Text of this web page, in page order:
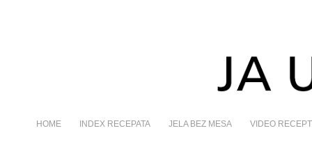
HOME INDEX RECEPATA JELA BEZ MESA VIDEO